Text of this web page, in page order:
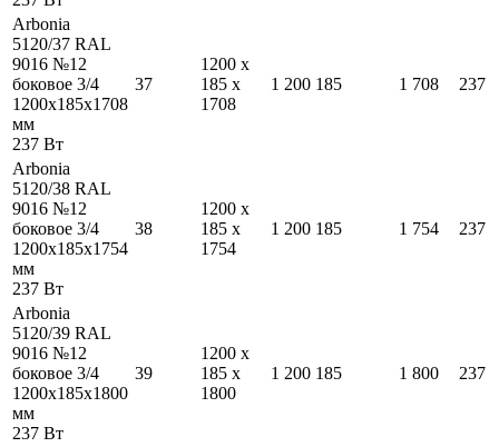
Arbonia
5120/37 RAL
9016 №12
боковое 3/4
1200x185x1708
мм
237 Вт
37
1200 x
185 x
1708
1 200 185 1 708 237
Arbonia
5120/38 RAL
9016 №12
боковое 3/4
1200x185x1754
мм
237 Вт
38
1200 x
185 x
1754
1 200 185 1 754 237
Arbonia
5120/39 RAL
9016 №12
боковое 3/4
1200x185x1800
мм
237 Вт
39
1200 x
185 x
1800
1 200 185 1 800 237